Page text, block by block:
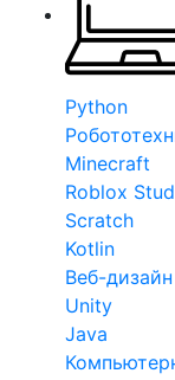
Python
Minecraft
Roblox
Scratch
Kotlin
Веб-дизайн
Unity
Java